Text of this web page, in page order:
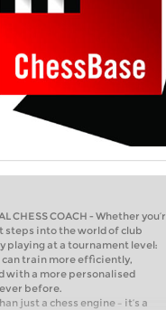
CHESS COACH - Whether
steps into the world of club
playing at a tournament level:
can train more efficiently,
with a more personalised
before.
just a chess engine – it’s a